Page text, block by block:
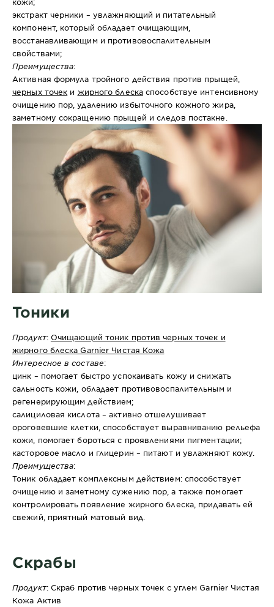
экстракт черники – увлажняющий и питательный
компонент, который обладает очищающим,
восстанавливающим и противовоспалительным
свойствами;
Преимущества:
Активная формула тройного действия против прыщей,
черных точек и жирного блескаспособствуе интенсивному
очищению пор, удалению избыточного кожного жира,
заметному сокращению прыщей и следов постакне.
Тоники
Продукт: Очищающий тоник против черных точек и
жирного блеска Garnier Чистая Кожа
Интересное в составе:
цинк – помогает быстро успокаивать кожу и снижать
сальность кожи, обладает противовоспалительным и
регенерирующим действием;
салициловая кислота – активно отшелушивает
ороговевшие клетки, способствует выравниванию рельефа
кожи, помогает бороться с проявлениями пигментации;
касторовое масло и глицерин – питают и увлажняют кожу.
Преимущества:
Тоник обладает комплексным действием: способствует
очищению и заметному сужению пор, а также помогает
контролировать появление жирного блеска, придавать ей
свежий, приятный матовый вид.
Скрабы
Продукт: Скраб против черных точек с углем Garnier Чистая
Кожа Актив